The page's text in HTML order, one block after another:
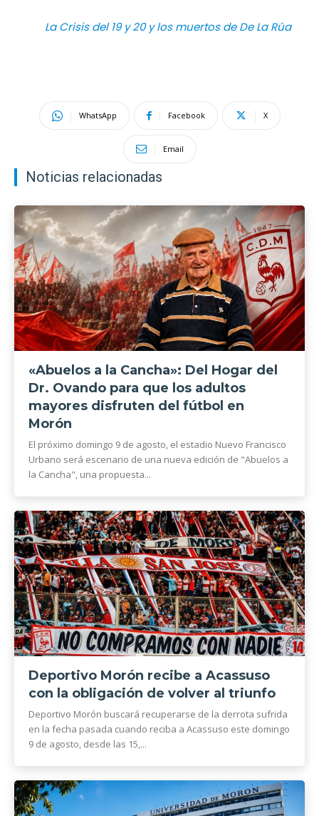
La Crisis del 19 y 20 y los muertos de De La Rúa
WhatsApp Facebook X
Email
Noticias relacionadas
«Abuelos a la Cancha»: Del Hogar del
Dr. Ovando para que los adultos
mayores disfruten del fútbol en
Morón
El próximo domingo 9 de agosto, el estadio Nuevo Francisco
Urbano será escenario de una nueva edición de "Abuelos a
la Cancha", una propuesta...
Deportivo Morón recibe a Acassuso
con la obligación de volver al triunfo
Deportivo Morón buscará recuperarse de la derrota sufrida
en la fecha pasada cuando reciba a Acassuso este domingo
9 de agosto, desde las 15,...